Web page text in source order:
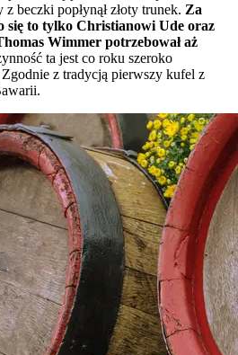
beczki popłynął złoty trunek. Za
się to tylko Christianowi Ude oraz
Wimmer potrzebował aż
ta jest co roku szeroko
z tradycją pierwszy kufel z